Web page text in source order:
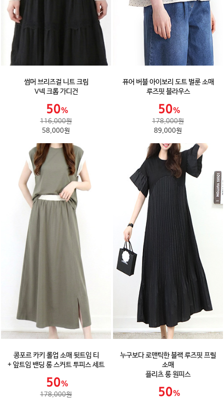
썸머 브리즈걸 니트 크림
V넥 크롭 가디건
116,000원
58,000원
퓨어 버블 아이보리 도트 벌룬 소매
루즈핏 블라우스
178,000원
89,000원
콩포르 카키 롤업 소매 뒷트임 티
+ 앞트임 밴딩 롱 스커트 투피스 세트
178,000원
누구보다 로맨틱한 블랙 루즈핏 프릴
소매
플리츠 롱 원피스